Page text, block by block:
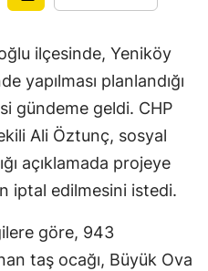
ilçesinde, Yeniköy
yapılması planlandığı
gündeme geldi. CHP
Ali Öztunç, sosyal
açıklamada projeye
iptal edilmesini istedi.
göre, 943
taş ocağı, Büyük Ova